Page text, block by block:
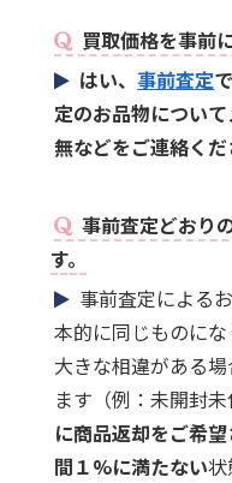
買取価格を事前
はい、事前査定
定のお品物につい
無などをご連絡くだ
事前査定どおり
す。
事前査定による
本的に同じものに
大きな相違がある
ます（例：未開封
に商品返却をご希
間１%に満たない